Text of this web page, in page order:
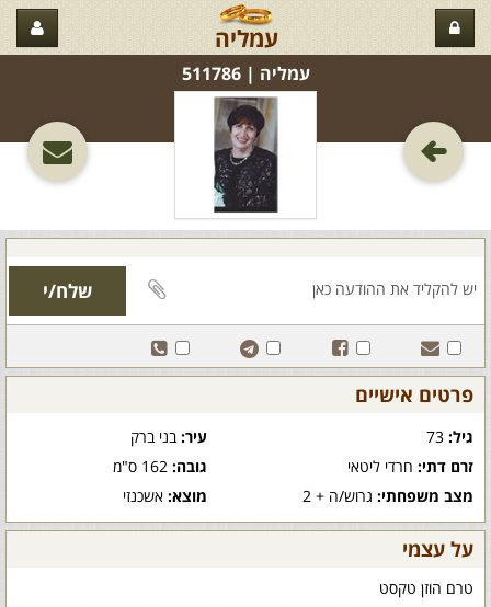
עמליה
עמליה‏ | 511786
פרטים אישיים
גיל: עיר:בני ברק
זרם דתי: חרדי ליטאי גובה:162 ס"מ
מצב משפחתי: גרוש/ה + 2 מוצא:אשכנזי
על עצמי
טרם הוזן טקסט